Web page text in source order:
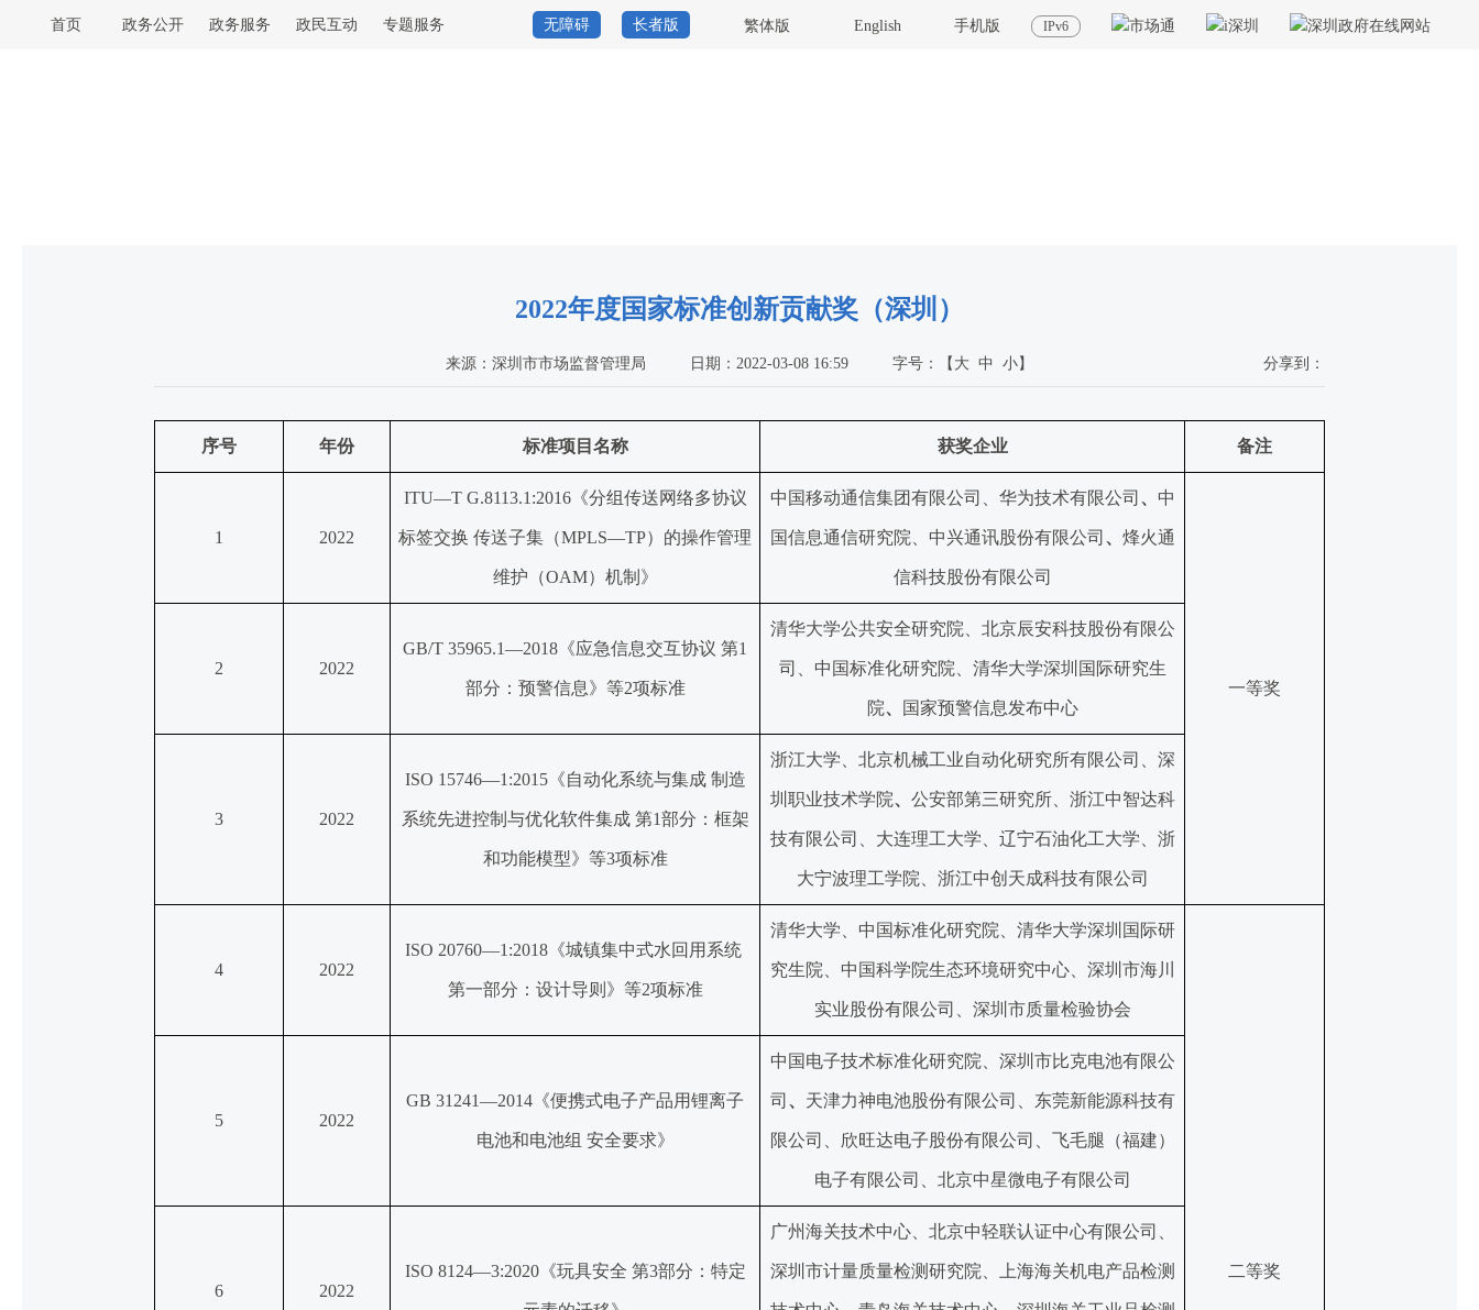
首页 政务公开 政务服务 政民互动 专题服务 无障碍 长者版 繁体版 English 手机版 IPv6
2022年度国家标准创新贡献奖（深圳）
来源： 深圳市市场监督管理局 日期：2022-03-08 16:59 字号： 【 大 中 小】 分享到：
序号 年份 标准项目名称 获奖企业 备注
1 2022
ITU—T G.8113.1:2016《分组传送网络多协议
标签交换 传送子集（MPLS—TP）的操作管理
维护（OAM）机制》
中国移动通信集团有限公司、华为技术有限公司 、 中
国信息通信研究院、中兴通讯股份有限公司 、 烽火通
信科技股份有限公司
一等奖
2 2022
GB/T 35965.1—2018《应急信息交互协议 第1
部分：预警信息》等2项标准
清华大学公共安全研究院、北京辰安科技股份有限公
司、中国标准化研究院、清华大学深圳国际研究生
院、 国家预警信息发布中心
3 2022
ISO 15746—1:2015《自动化系统与集成 制造
系统先进控制与优化软件集成 第1部分：框架
和功能模型》等3项标准
浙江大学、北京机械工业自动化研究所有限公司、深
圳职业技术学院、 公安部第三研究所、浙江中智达科
技有限公司、大连理工大学、辽宁石油化工大学、浙
大宁波理工学院、浙江中创天成科技有限公司
4 2022
ISO 20760—1:2018《城镇集中式水回用系统
第一部分：设计导则》等2项标准
清华大学、中国标准化研究院、清华大学深圳国际研
究生院、中国科学院生态环境研究中心、深圳市海川
实业股份有限公司、深圳市质量检验协会
二等奖
5 2022
GB 31241—2014《便携式电子产品用锂离子
电池和电池组 安全要求》
中国电子技术标准化研究院、深圳市比克电池有限公
司 、 天津力神电池股份有限公司、东莞新能源科技有
限公司、欣旺达电子股份有限公司、飞毛腿（福建）
电子有限公司、北京中星微电子有限公司
6 2022
ISO 8124—3:2020《玩具安全 第3部分：特定
广州海关技术中心、北京中轻联认证中心有限公司、
深圳市计量质量检测研究院、上海海关机电产品检测